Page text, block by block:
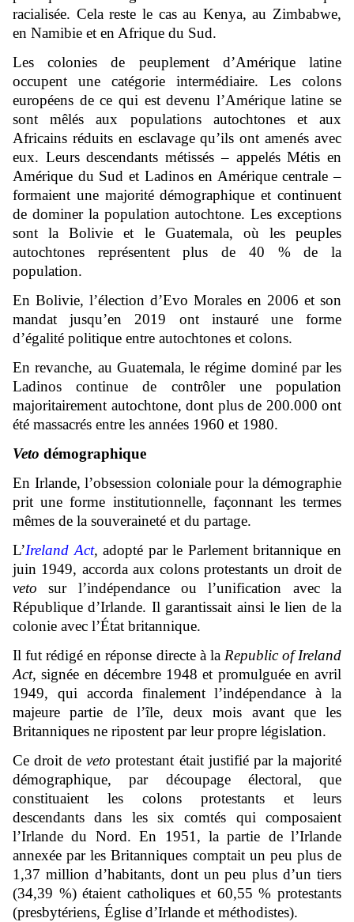
racialisée. Cela reste le cas au Kenya, au Zimbabwe,
en Namibie et en Afrique du Sud.
Les colonies de peuplement d’Amérique latine
occupent une catégorie intermédiaire. Les colons
européens de ce qui est devenu l’Amérique latine se
sont mêlés aux populations autochtones et aux
Africains réduits en esclavage qu’ils ont amenés avec
eux. Leurs descendants métissés – appelés Métis en
Amérique du Sud et Ladinos en Amérique centrale –
formaient une majorité démographique et continuent
de dominer la population autochtone. Les exceptions
sont la Bolivie et le Guatemala, où les peuples
autochtones représentent plus de 40 % de la
population.
En Bolivie, l’élection d’Evo Morales en 2006 et son
mandat jusqu’en 2019 ont instauré une forme
d’égalité politique entre autochtones et colons.
En revanche, au Guatemala, le régime dominé par les
Ladinos continue de contrôler une population
majoritairement autochtone, dont plus de 200.000 ont
été massacrés entre les années 1960 et 1980.
Veto démographique
En Irlande, l’obsession coloniale pour la démographie
prit une forme institutionnelle, façonnant les termes
mêmes de la souveraineté et du partage.
L’Ireland Act, adopté par le Parlement britannique en
juin 1949, accorda aux colons protestants un droit de
veto sur l’indépendance ou l’unification avec la
République d’Irlande. Il garantissait ainsi le lien de la
colonie avec l’État britannique.
Il fut rédigé en réponse directe à la Republic of Ireland
Act, signée en décembre 1948 et promulguée en avril
1949, qui accorda finalement l’indépendance à la
majeure partie de l’île, deux mois avant que les
Britanniques ne ripostent par leur propre législation.
Ce droit deveto protestant était justifié par la majorité
démographique, par découpage électoral, que
constituaient les colons protestants et leurs
descendants dans les six comtés qui composaient
l’Irlande du Nord. En 1951, la partie de l’Irlande
annexée par les Britanniques comptait un peu plus de
1,37 million d’habitants, dont un peu plus d’un tiers
(34,39 %) étaient catholiques et 60,55 % protestants
(presbytériens, Église d’Irlande et méthodistes).